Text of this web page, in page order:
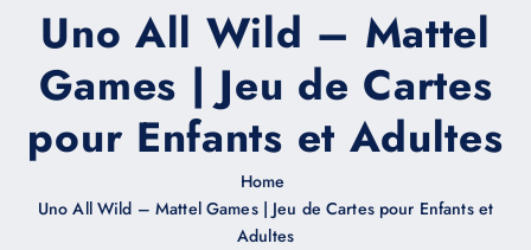
Uno All Wild – Mattel
Games | Jeu de Cartes
pour Enfants et Adultes
Home
Uno All Wild – Mattel Games | Jeu de Cartes pour Enfants et
Adultes